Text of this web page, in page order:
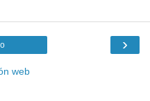
›
web